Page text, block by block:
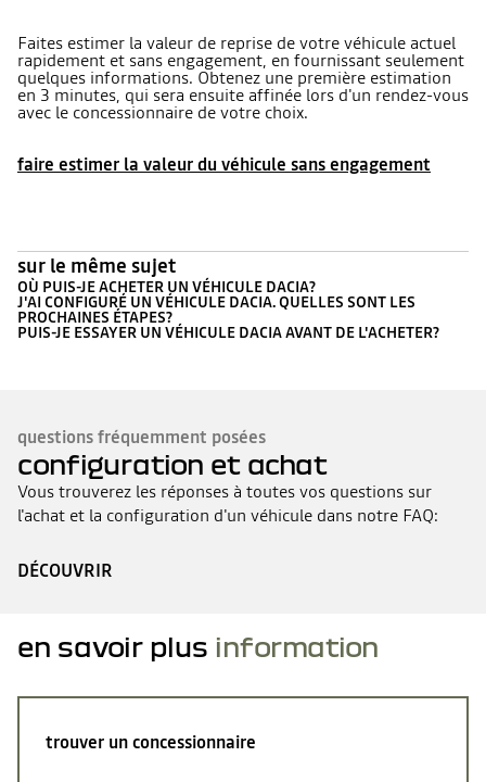
Faites estimer la valeur de reprise de votre véhicule actuel
rapidement et sans engagement, en fournissant seulement
quelques informations. Obtenez une première estimation
en 3 minutes, qui sera ensuite affinée lors d'un rendez-vous
avec le concessionnaire de votre choix.
faire estimer la valeur du véhicule sans engagement
sur le même sujet
OÙ PUIS-JE ACHETER UN VÉHICULE DACIA?
J'AI CONFIGURÉ UN VÉHICULE DACIA. QUELLES SONT LES
PROCHAINES ÉTAPES?
PUIS-JE ESSAYER UN VÉHICULE DACIA AVANT DE L'ACHETER?
questions fréquemment posées
configuration et achat
Vous trouverez les réponses à toutes vos questions sur
l'achat et la configuration d'un véhicule dans notre FAQ:
DÉCOUVRIR
en savoir plus information
trouver un concessionnaire